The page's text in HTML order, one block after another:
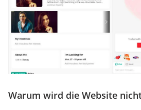
Warum wird die Website